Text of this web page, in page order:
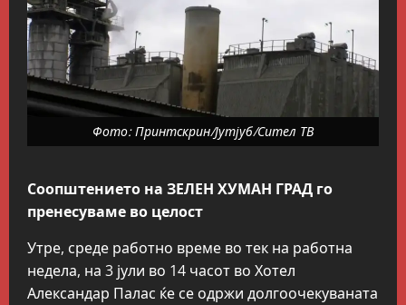
Фото: Принтскрин/Јутјуб/Сител ТВ
Соопштението на ЗЕЛЕН ХУМАН ГРАД го
пренесуваме во целост
Утре, среде работно време во тек на работна
недела, на 3 јули во 14 часот во Хотел
Александар Палас ќе се одржи долгоочекуваната